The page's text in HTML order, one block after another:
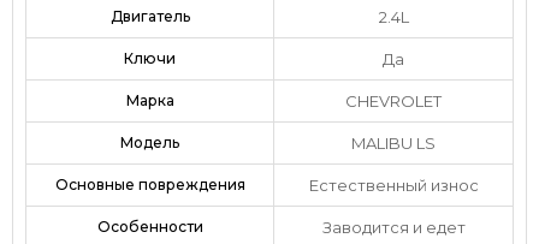
Двигатель 2.4L
Ключи Да
Марка CHEVROLET
Модель MALIBU LS
Основные повреждения Естественный износ
Особенности Заводится и едет